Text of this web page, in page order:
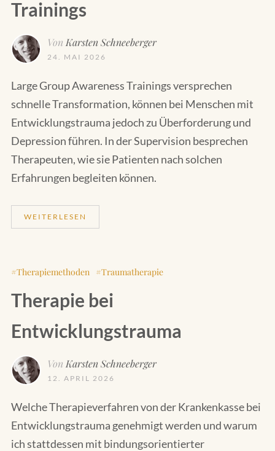
Trainings
Von Karsten Schneeberger
24. MAI 2026
Large Group Awareness Trainings versprechen
schnelle Transformation, können bei Menschen mit
Entwicklungstrauma jedoch zu Überforderung und
Depression führen. In der Supervision besprechen
Therapeuten, wie sie Patienten nach solchen
Erfahrungen begleiten können.
WEITERLESEN
Therapiemethoden Traumatherapie
Therapie bei
Entwicklungstrauma
Von Karsten Schneeberger
12. APRIL 2026
Welche Therapieverfahren von der Krankenkasse bei
Entwicklungstrauma genehmigt werden und warum
ich stattdessen mit bindungsorientierter